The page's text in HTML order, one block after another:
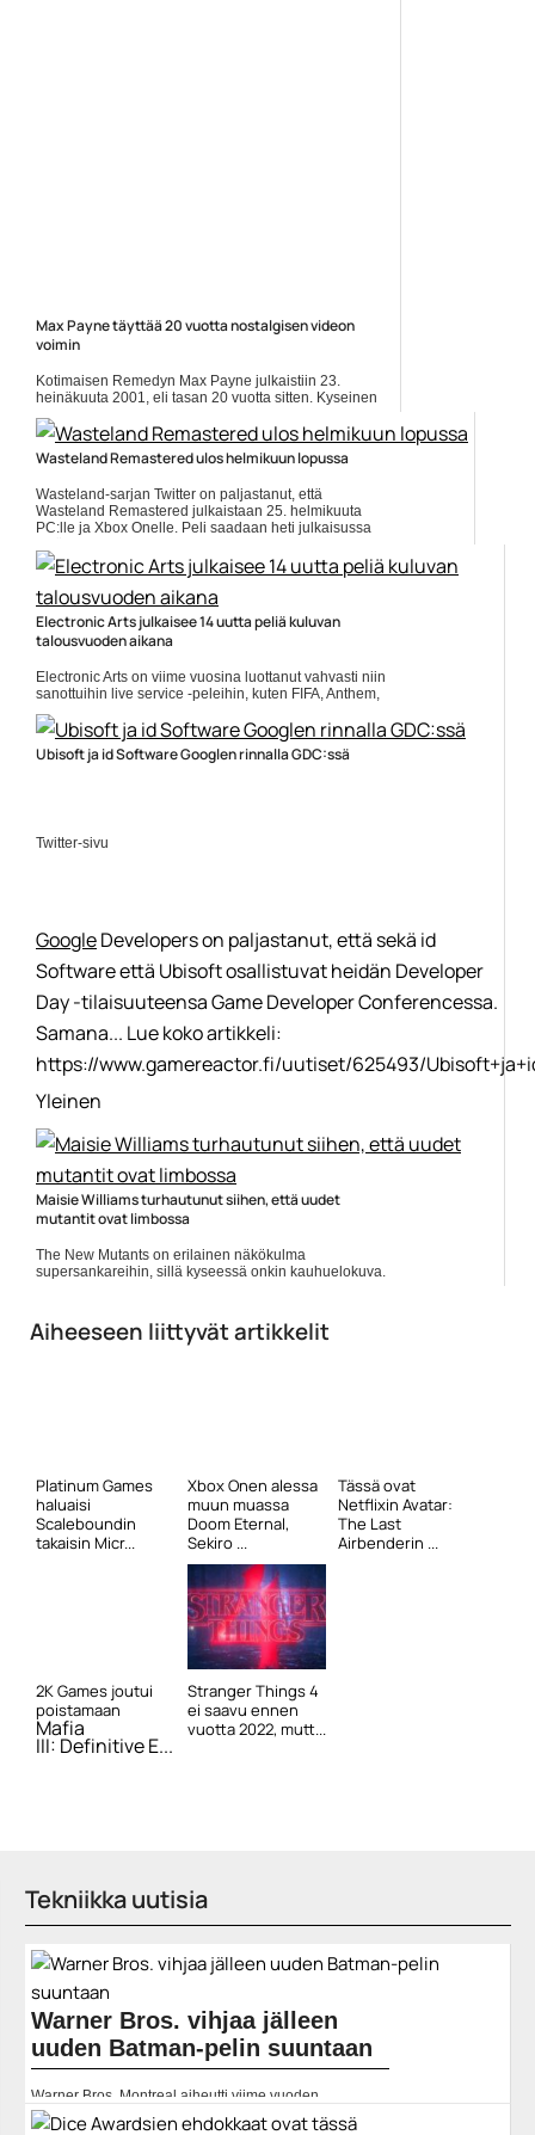
Max Payne täyttää 20 vuotta nostalgisen videon
voimin
Kotimaisen Remedyn Max Payne julkaistiin 23.
heinäkuuta 2001, eli tasan 20 vuotta sitten. Kyseinen
peli ponkautti Remedyn maailmankartalle, jossa firma
on pysytellyt... Lue koko artikkeli:
https://www.gamereactor.fi/uutiset/869163/Max+Payne+tayttaa...
Wasteland Remastered ulos helmikuun lopussa
Wasteland-sarjan Twitter on paljastanut, että
Wasteland Remastered julkaistaan 25. helmikuuta
PC:lle ja Xbox Onelle. Peli saadaan heti julkaisussa
https://www.gamereactor.fi/uutiset/719643/Wastel...
Electronic Arts julkaisee 14 uutta peliä kuluvan
talousvuoden aikana
Electronic Arts on viime vuosina luottanut vahvasti niin
sanottuihin live service -peleihin, kuten FIFA, Anthem,
The Sims ja Apex legends. Näiden lisäksi ennen 31....
]]> Lue koko artikkeli:
https://www.gamereactor.fi/uutiset/749453/Electronic+Ar...
Ubisoft ja id Software Googlen rinnalla GDC:ssä
Twitter-sivu
GoogleDevelopers on paljastanut, että sekä id
Software että Ubisoft osallistuvat heidän Developer
Day -tilaisuuteensa Game Developer Conferencessa.
Samana... Lue koko artikkeli:
https://www.gamereactor.fi/uutiset/625493/
Yleinen
Maisie Williams turhautunut siihen, että uudet
mutantit ovat limbossa
The New Mutants on erilainen näkökulma
supersankareihin, sillä kyseessä onkin kauhuelokuva.
https://www.gamereactor.fi/uutiset/630763/Maisie+Williams+tu...
Yleinen
Aiheeseen liittyvät artikkelit
Platinum Games
haluaisi
Scaleboundin
takaisin Micr...
Xbox Onen alessa
muun muassa
Doom Eternal,
Sekiro ...
Tässä ovat
Netflixin Avatar:
The Last
Airbenderin ...
2K Games joutui
poistamaan
Mafia
III: Definitive E...
Stranger Things 4
ei saavu ennen
vuotta 2022, mutt...
Tekniikka uutisia
Warner Bros. vihjaa jälleen
uuden Batman-pelin suuntaan
Warner Bros. Montreal aiheutti viime vuoden
syyskuussa porinaa verkossa, sillä se alkoi vihjailla
uudesta Batman-pelistä. Nyt sitten studio on julkaissut